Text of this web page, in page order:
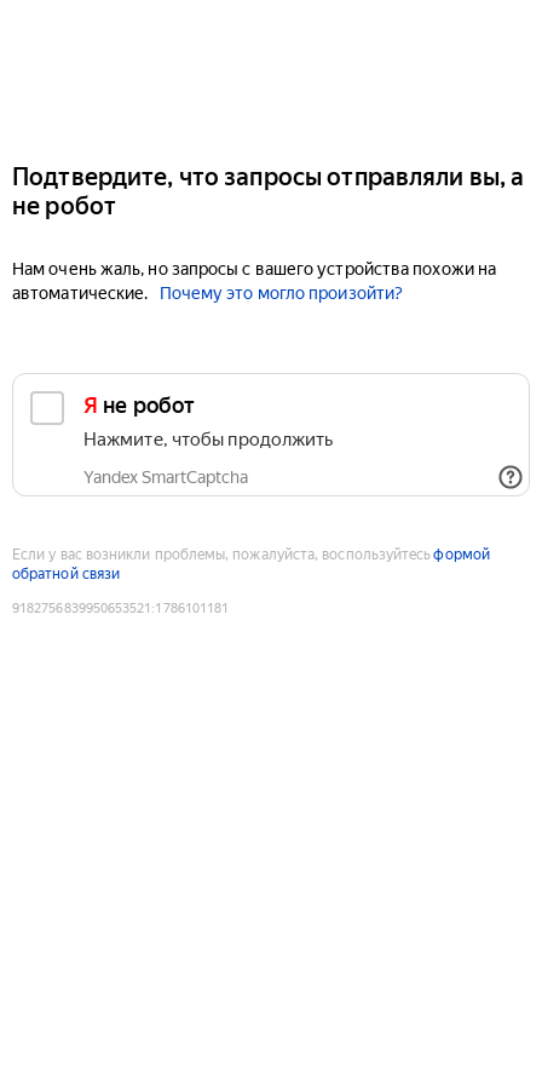
Подтвердите, что запросы отправляли вы, а
не робот
Нам очень жаль, но запросы с вашего устройства похожи на
автоматические.
Почему это могло произойти?
Я не робот
Нажмите, чтобы продолжить
Yandex SmartCaptcha
Если у вас возникли проблемы, пожалуйста, воспользуйтесьформой
обратной связи
9182756839950653521 :1786101181